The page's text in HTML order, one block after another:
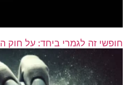
חופשי זה לגמרי ביחד: על חוק